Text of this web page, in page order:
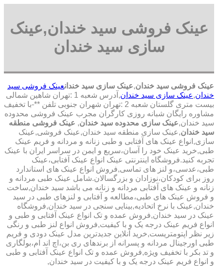
عینک فروشی سید خندان,عینک
سازی سید خندان
عینک فروشی سید خندان,عینک سازی سید خندانعینک فروشی سید
خندان,عینک سازی سید خندان
,آدرس شعبه 1 :تهران شاهین شمالی
بیست متری گلستان شعبه 2 :تهران شهران جنوبی تلفن **-با تخفیف
مشاوره رایگان شبانه روزی کارگران مجرب عینک فروشی محدوده
سید خندان,عینک سازی محدوده سید خندان, عینک فروشی منطقه
سید خندان,عینک سازی منطقه سید خندان,عینک فروشی,عینک
سازی,انواع عینک های آفتابی و طبی زنانه و مردانه و فریم عینک
طبی,خرید عینک خود را آسان،سریع و ایمن در سراسر ایران با عینک
تجربه کنید.فروشگاه اینترنتی عینک انواع عینک آفتابی،عینک
طبی،عدسی،و لنز های تماسی,فروش انواع عینک های استاندارد
روز برای کودکان،نوزادان و بزرگسالان.شامل عینک طبی مردانه و
زنانه و عینک های آفتابی مردانه و زنانه می باشد سید خندان,ساخت
و فروش عینک های طبی،مطالعه و آفتابی و لنزهای طبی در سید
خندان,عینک با نرخ اتحادیه,بینایی سنجی در سید خندان,فروشگاه
عینک در سید خندان,فروش عمده و تک انواع عینک آفتابی و طبی و
انواع فریم عینک درجه یک و با کیفیت,فروش انواع لنز طبی و رنگی
زیر نظر اپتومتریست,خرید آنلاین جدیدترین مدل عینک دودی و فریم
طبی اورجینال مردانه و پسرانه از برندهای ری بن،اچ اند ام،بولگاری
و تد بکر با تخفیف ویژه,فروش عمده و تک انواع عینک آفتابی و طبی
و انواع فریم عینک درجه یک و با کیفیت در سید خندان,